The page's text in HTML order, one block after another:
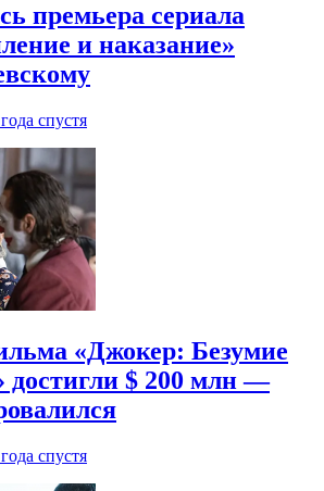
премьера сериала
и наказание»
спустя
«Джокер: Безумие
достигли $ 200 млн —
спустя